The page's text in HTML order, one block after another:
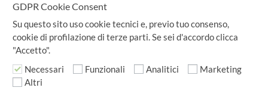
Claudio Gagliardini - Via Carnevali 28 - 26100 Cremona,
ITALY - P.IVA IT10760151000 - C.F. GGLCLD70A20H501X
GDPR Cookie Consent
Su questo sito uso cookie tecnici e, previo tuo consenso,
cookie di profilazione di terze parti. Se sei d'accordo clicca
"Accetto".
Necessari
Funzionali Analitici
Marketing
Altri